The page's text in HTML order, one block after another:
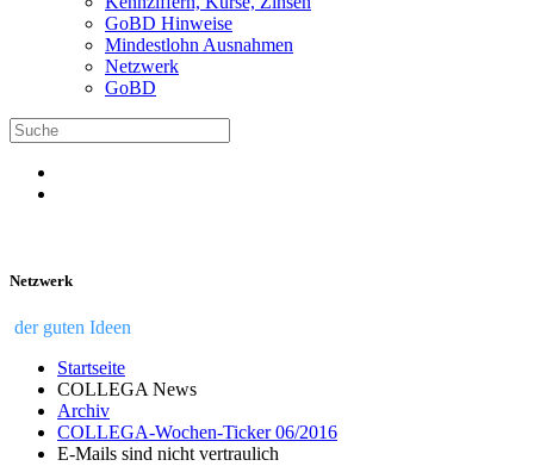
GoBD Hinweise
Mindestlohn Ausnahmen
Netzwerk
GoBD
Netzwerk
der guten Ideen
Startseite
COLLEGA News
Archiv
COLLEGA-Wochen-Ticker 06/2016
E-Mails sind nicht vertraulich